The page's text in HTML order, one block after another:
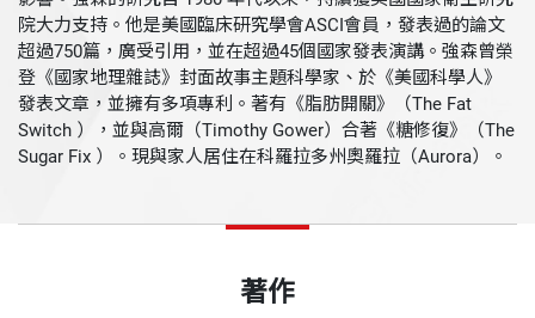
院大力支持。他是美國臨床研究學會ASCI會員，發表過的論文
超過750篇，廣受引用，並在超過45個國家發表演講。強森曾榮
登《國家地理雜誌》封面故事主題科學家、於《美國科學人》
發表文章，並擁有多項專利。著有《脂肪開關》（The Fat
Switch ），並與高爾（Timothy Gower）合著《糖修復》（The
Sugar Fix ）。現與家人居住在科羅拉多州奧羅拉（Aurora）。
著作